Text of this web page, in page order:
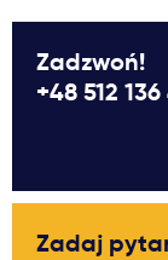
Zadzwoń!
+48 512 136
Zadaj